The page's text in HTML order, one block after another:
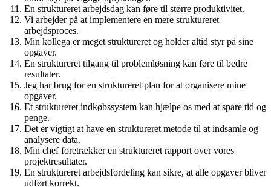
En struktureret arbejdsdag kan føre til større produktivitet.
Vi arbejder på at implementere en mere struktureret
arbejdsproces.
Min kollega er meget struktureret og holder altid styr på sine
opgaver.
En struktureret tilgang til problemløsning kan føre til bedre
resultater.
Jeg har brug for en struktureret plan for at organisere mine
opgaver.
Et struktureret indkøbssystem kan hjælpe os med at spare tid og
penge.
Det er vigtigt at have en struktureret metode til at indsamle og
analysere data.
Min chef foretrækker en struktureret rapport over vores
projektresultater.
En struktureret arbejdsfordeling kan sikre, at alle opgaver bliver
udført korrekt.